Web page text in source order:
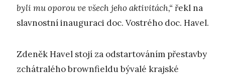
byli mu oporou ve všech jeho aktivitách,“ řekl na
slavnostní inauguraci doc. Vostrého doc. Havel.
Zdeněk Havel stojí za odstartováním přestavby
zchátralého brownfieldu bývalé krajské